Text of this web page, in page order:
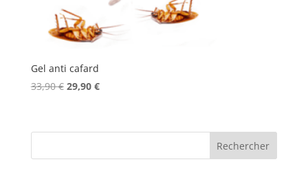
Gel anti cafard
33,90€ Le
était :
29,90 €Le
est :
Rechercher